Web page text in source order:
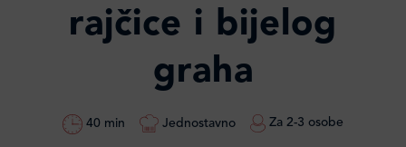
rajčice i bijelog
graha
40 min Jednostavno Za 2-3 osobe